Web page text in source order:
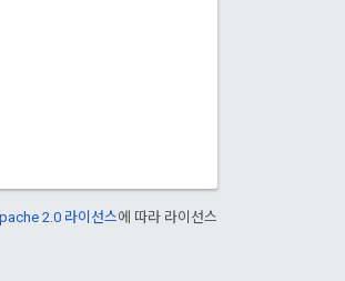
2.0 라이선스에 따라 라이선스